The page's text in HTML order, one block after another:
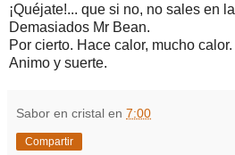
¡Quéjate!... que si no, no sales en
Demasiados Mr Bean.
Por cierto. Hace calor, mucho calor.
Animo y suerte.
Sabor en cristal en 7:00
Compartir